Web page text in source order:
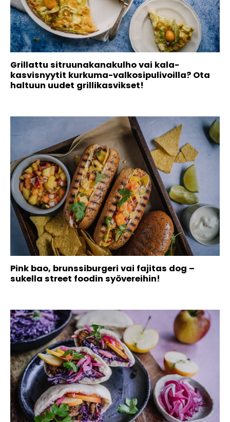
Grillattu sitruunakanakulho vai kala-
kasvisnyytit kurkuma-valkosipulivoilla? Ota
haltuun uudet grillikasvikset!
Pink bao, brunssiburgeri vai fajitas dog –
sukella street foodin syövereihin!